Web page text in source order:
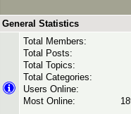
General Statistics
Total Members:
Total Posts:
Total Topics:
Total Categories:
Users Online:
Most Online: